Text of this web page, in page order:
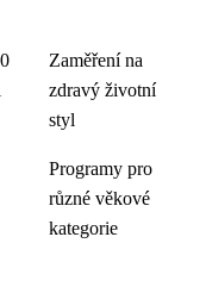
Zaměření na
zdravý životní
styl
Programy pro
různé věkové
kategorie